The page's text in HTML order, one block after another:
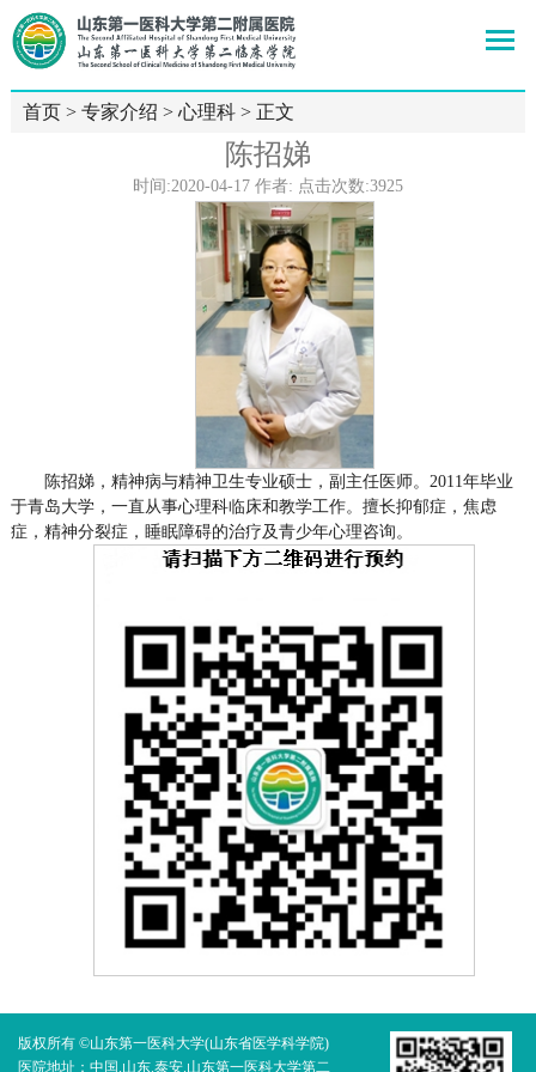
首页> 专家介绍 > 心理科> 正文
陈招娣
时间:2020-04-17 作者: 点击次数:3925
陈招娣，精神病与精神卫生专业硕士，副主任医师。2011年毕业
于青岛大学，一直从事心理科临床和教学工作。擅长抑郁症，焦虑
症，精神分裂症，睡眠障碍的治疗及青少年心理咨询。
版权所有 ©山东第一医科大学(山东省医学科学院)
医院地址：中国.山东.泰安.山东第一医科大学第二